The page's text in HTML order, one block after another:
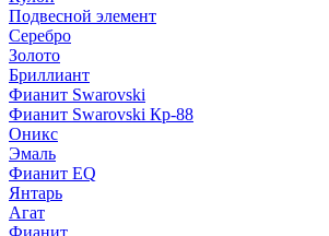
Подвесной элемент
Серебро
Золото
Бриллиант
Фианит Swarovski
Фианит Swarovski Кр-88
Оникс
Эмаль
Фианит EQ
Янтарь
Агат
Фианит